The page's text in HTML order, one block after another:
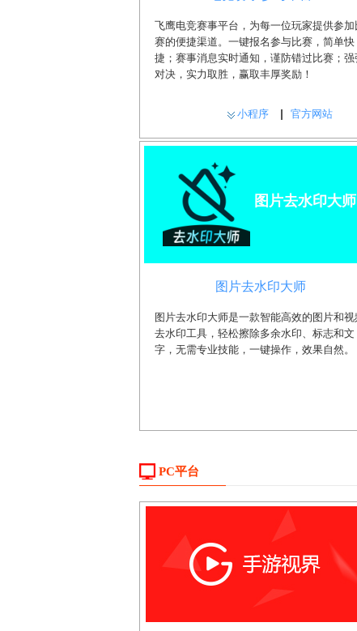
飞鹰电竞赛事平台，为每一位玩家提供参加
赛的便捷渠道。一键报名参与比赛，简单快
捷；赛事消息实时通知，谨防错过比赛；强
对决，实力取胜，赢取丰厚奖励！
小程序 官方网站
图片去水印大师
图片去水印大师
图片去水印大师是一款智能高效的图片和视
去水印工具，轻松擦除多余水印、标志和文
字，无需专业技能，一键操作，效果自然。
PC平台